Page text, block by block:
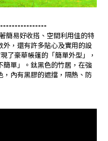
簡易好收搭、空間利用佳的特
，還有許多貼心及實用的設
了豪華帳篷的「簡單外型」，
單」。鈦黑色的竹居，在強
內有黑膠的遮擋，隔熱、防